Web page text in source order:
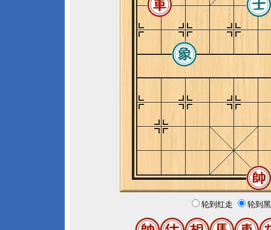
轮到红走 轮到